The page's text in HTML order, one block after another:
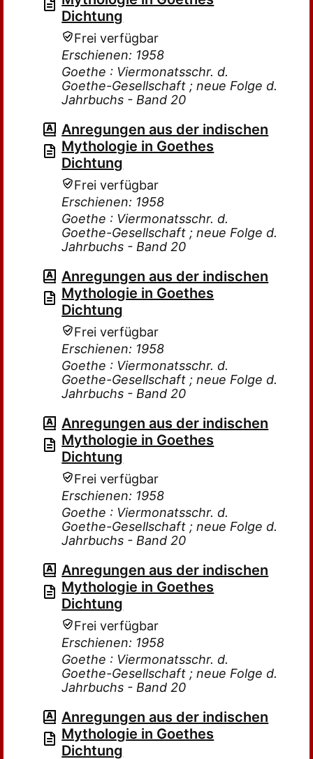
Dichtung
Frei verfügbar
Erschienen: 1958
Goethe : Viermonatsschr. d.
Goethe-Gesellschaft ; neue Folge d.
Jahrbuchs - Band 20
Anregungen aus der indischen
Mythologie in Goethes
Dichtung
Frei verfügbar
Erschienen: 1958
Goethe : Viermonatsschr. d.
Goethe-Gesellschaft ; neue Folge d.
Jahrbuchs - Band 20
Anregungen aus der indischen
Mythologie in Goethes
Dichtung
Frei verfügbar
Erschienen: 1958
Goethe : Viermonatsschr. d.
Goethe-Gesellschaft ; neue Folge d.
Jahrbuchs - Band 20
Anregungen aus der indischen
Mythologie in Goethes
Dichtung
Frei verfügbar
Erschienen: 1958
Goethe : Viermonatsschr. d.
Goethe-Gesellschaft ; neue Folge d.
Jahrbuchs - Band 20
Anregungen aus der indischen
Mythologie in Goethes
Dichtung
Frei verfügbar
Erschienen: 1958
Goethe : Viermonatsschr. d.
Goethe-Gesellschaft ; neue Folge d.
Jahrbuchs - Band 20
Anregungen aus der indischen
Mythologie in Goethes
Dichtung